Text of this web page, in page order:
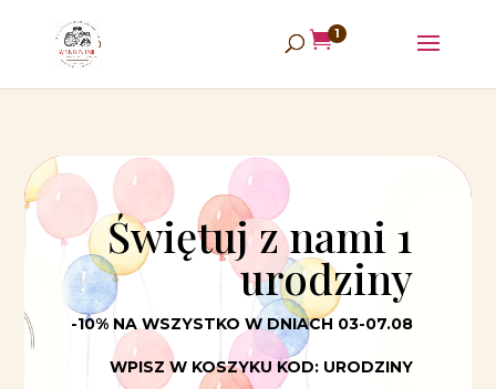
1
Świętuj z nami 1
urodziny
-10% NA WSZYSTKO W DNIACH 03-07.08
WPISZ W KOSZYKU KOD: URODZINY